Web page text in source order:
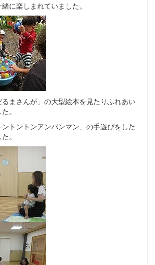
に楽しまれていました。
るまさんが」の大型絵本を見たりふれあい
。
トントンアンパンマン」の手遊びをした
。